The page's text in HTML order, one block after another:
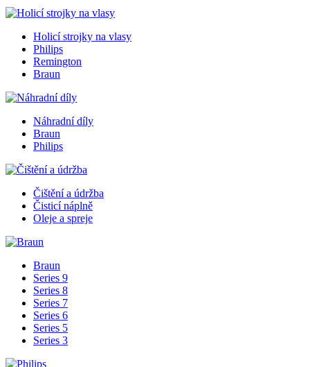
Holicí strojky na vlasy
Philips
Remington
Braun
Náhradní díly
Braun
Philips
Čištění a údržba
Čisticí náplně
Oleje a spreje
Braun
Series 9
Series 8
Series 7
Series 6
Series 5
Series 3